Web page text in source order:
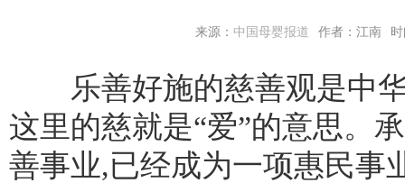
来源： 中国母婴报道 作者：江南
乐善好施的慈善观是中华
这里的慈就是“爱”的意思。
善事业,已经成为一项惠民事